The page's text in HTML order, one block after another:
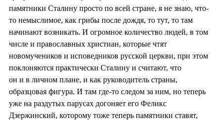
памятники Сталину просто по всей стране, я не знаю, что-
то немыслимое, как грибы после дождя, то тут, то там
начинают возникать. И огромное количество людей, в том
числе и православных христиан, которые чтят
новомучеников и исповедников русской церкви, при этом
поклоняются практически Сталину и считают, что
он и в личном плане, и как руководитель страны,
образцовая фигура. И там где-то следом за ним, но теперь
уже на раздутых парусах догоняет его Феликс
Дзержинский, которому тоже теперь памятники ставят,